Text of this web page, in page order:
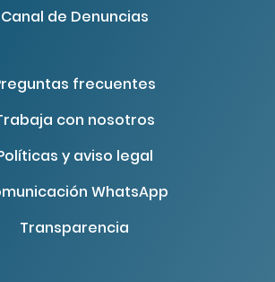
Canal de Denuncias
frecuentes
con nosotros
y aviso legal
WhatsApp
Transparencia